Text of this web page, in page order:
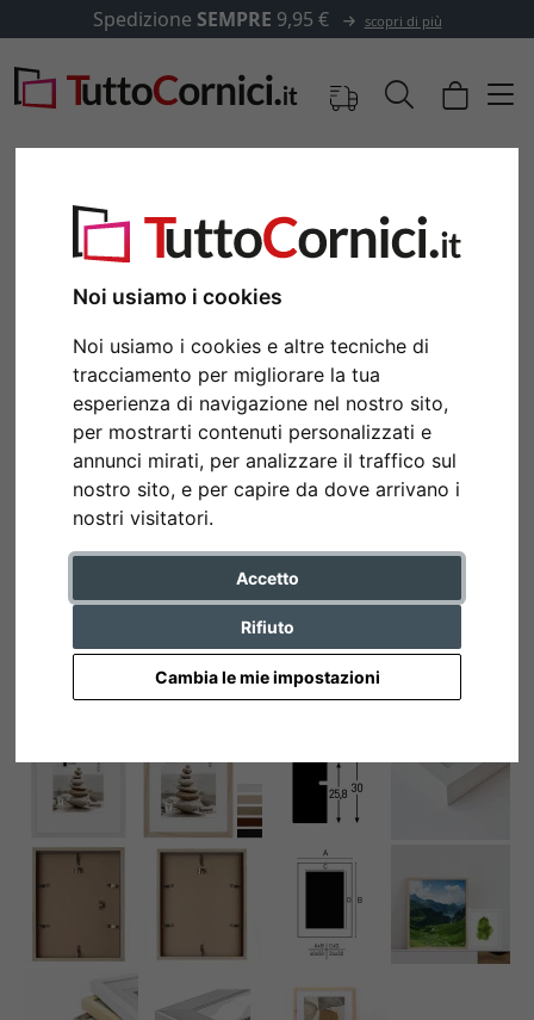
Noi usiamo i cookies
Noi usiamo i cookies e altre tecniche di
tracciamento per migliorare la tua
esperienza di navigazione nel nostro sito,
per mostrarti contenuti personalizzati e
annunci mirati, per analizzare il traffico sul
nostro sito, e per capire da dove arrivano i
nostri visitatori.
Accetto
Rifiuto
Cambia le mie impostazioni
Spedizione SEMPRE 9,95 € scopri di più
Indietro